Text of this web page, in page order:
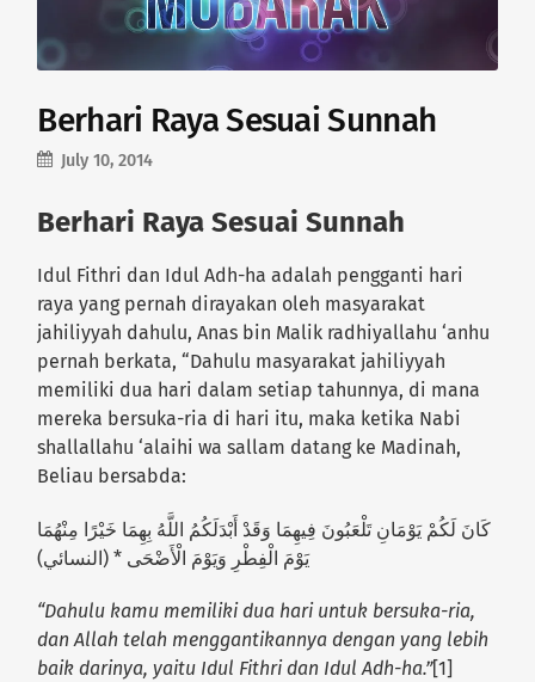
Berhari Raya Sesuai Sunnah
July 10, 2014
Berhari Raya Sesuai Sunnah
Idul Fithri dan Idul Adh-ha adalah pengganti hari
raya yang pernah dirayakan oleh masyarakat
jahiliyyah dahulu, Anas bin Malik radhiyallahu ‘anhu
pernah berkata, “Dahulu masyarakat jahiliyyah
memiliki dua hari dalam setiap tahunnya, di mana
mereka bersuka-ria di hari itu, maka ketika Nabi
shallallahu ‘alaihi wa sallam datang ke Madinah,
Beliau bersabda:
كَانَ لَكُمْ يَوْمَانِ تَلْعَبُونَ فِيهِمَا وَقَدْ أَبْدَلَكُمُ اللَّهُ بِهِمَا خَيْرًا مِنْهُمَا
يَوْمَ الْفِطْرِ وَيَوْمَ الْأَضْحَى * (النسائي)
“Dahulu kamu memiliki dua hari untuk bersuka-ria,
dan Allah telah menggantikannya dengan yang lebih
baik darinya, yaitu Idul Fithri dan Idul Adh-ha.”[1]